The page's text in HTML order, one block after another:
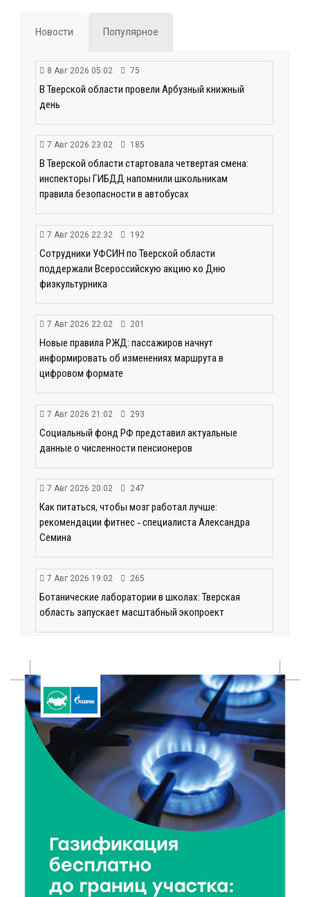
Новости Популярное
8 Авг 2026 05:02 75
В Тверской области провели Арбузный книжный
день
7 Авг 2026 23:02 185
В Тверской области стартовала четвертая смена:
инспекторы ГИБДД напомнили школьникам
правила безопасности в автобусах
7 Авг 2026 22:32 192
Сотрудники УФСИН по Тверской области
поддержали Всероссийскую акцию ко Дню
физкультурника
7 Авг 2026 22:02 201
Новые правила РЖД: пассажиров начнут
информировать об изменениях маршрута в
цифровом формате
7 Авг 2026 21:02 293
Социальный фонд РФ представил актуальные
данные о численности пенсионеров
7 Авг 2026 20:02 247
Как питаться, чтобы мозг работал лучше:
рекомендации фитнес ‑ специалиста Александра
Семина
7 Авг 2026 19:02 265
Ботанические лаборатории в школах: Тверская
область запускает масштабный экопроект
В Ржеве чествовали работников строительной
отрасли
7 Авг 2026 18:10 169
Зарядка со стражем порядка объединила детей в
«Чайке»
7 Авг 2026 18:02 373
В Нило-Столобенской пустыни началась
реставрация фасада исторической
Крестовоздвиженской церкви
7 Авг 2026 18:01 255